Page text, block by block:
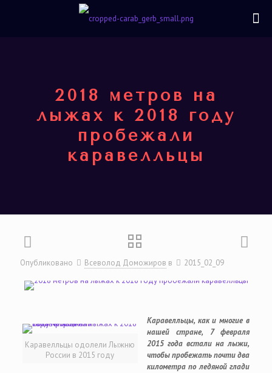
2018 метров на
лыжах к 2018 году
пробежали
каравелльцы
Опубликовано Всеволод Доможиров в 2015_02_09
Каравелльцы одолели Лыжню
России в 2015 году
Каравелльцы, как и многие в
нашей стране, 7 февраля
2015 года встали на лыжи,
чтобы пробежать почти два
километра по ледяной глади